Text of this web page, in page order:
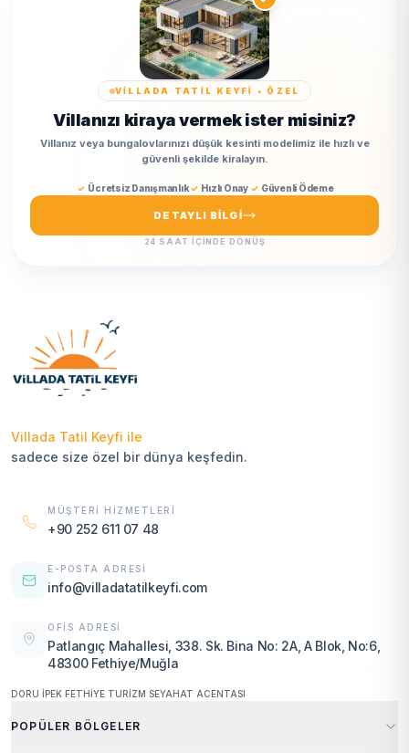
VİLLADA TATİL KEYFİ • ÖZEL
Villanızı kiraya vermek ister misiniz?
Villanız veya bungalovlarınızı düşük kesinti modelimiz ile hızlı ve
güvenli şekilde kiralayın.
Ücretsiz Danışmanlık Hızlı Onay Güvenli Ödeme
DETAYLI BILGI
24 SAAT IÇINDE DÖNÜŞ
Villada Tatil Keyfi ile
sadece size özel bir dünya keşfedin.
MÜŞTERI HIZMETLERI
+90 252 611 07 48
E-POSTA ADRESI
info@villadatatilkeyfi.com
OFIS ADRESI
Patlangıç Mahallesi, 338. Sk. Bina No: 2A, A Blok, No:6,
48300 Fethiye/Muğla
DORU İPEK FETHİYE TURİZM SEYAHAT ACENTASI
POPÜLER BÖLGELER